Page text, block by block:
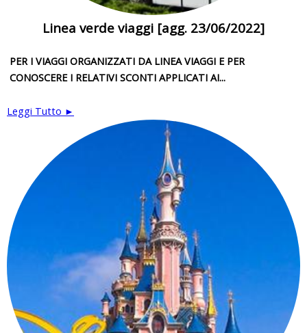
Linea verde viaggi [agg. 23/06/2022]
PER I VIAGGI ORGANIZZATI DA LINEA VIAGGI E PER
CONOSCERE I RELATIVI SCONTI APPLICATI AI...
Leggi Tutto ►